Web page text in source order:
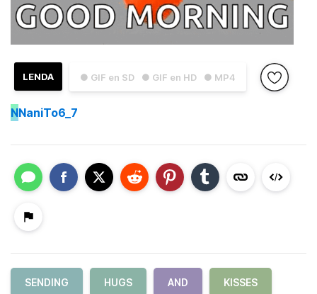
● GIF en SD ● GIF en HD ● MP4
LENDA
NNaniTo6_7
SENDING HUGS AND KISSES